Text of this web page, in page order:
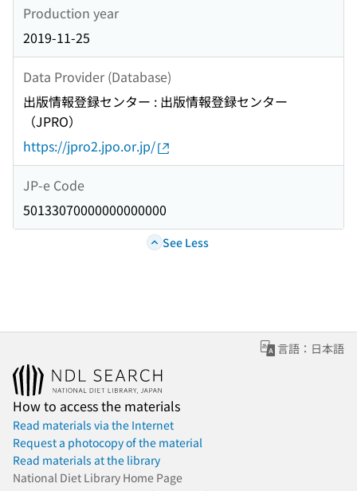
Production year
2019-11-25
Data Provider (Database)
出版情報登録センター : 出版情報登録センター
（JPRO）
https://jpro2.jpo.or.jp/
JP-e Code
50133070000000000000
See Less
言語：日本語
How to access the materials
Read materials via the Internet
Request a photocopy of the material
Read materials at the library
National Diet Library Home Page